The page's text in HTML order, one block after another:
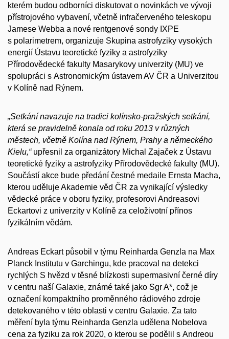
kterém budou odborníci diskutovat o novinkách ve vývoji
přístrojového vybavení, včetně infračerveného teleskopu
Jamese Webba a nové rentgenové sondy IXPE
s polarimetrem, organizuje Skupina astrofyziky vysokých
energií Ústavu teoretické fyziky a astrofyziky
Přírodovědecké fakulty Masarykovy univerzity (MU) ve
spolupráci s Astronomickým ústavem AV ČR a Univerzitou
v Kolíně nad Rýnem.
„Setkání navazuje na tradici kolínsko-pražských setkání,
která se pravidelně konala od roku 2013 v různých
městech, včetně Kolína nad Rýnem, Prahy a německého
Kielu,“upřesnil za organizátory Michal Zajaček z Ústavu
teoretické fyziky a astrofyziky Přírodovědecké fakulty (MU).
Součástí akce bude předání čestné medaile Ernsta Macha,
kterou uděluje Akademie věd ČR za vynikající výsledky
vědecké práce v oboru fyziky, profesorovi Andreasovi
Eckartovi z univerzity v Kolíně za celoživotní přínos
fyzikálním vědám.
Andreas Eckart působil v týmu Reinharda Genzla na Max
Planck Institutu v Garchingu, kde pracoval na detekci
rychlých S hvězd v těsné blízkosti supermasivní černé díry
v centru naší Galaxie, známé také jako Sgr A*, což je
označení kompaktního proměnného rádiového zdroje
detekovaného v této oblasti v centru Galaxie. Za tato
měření byla týmu Reinharda Genzla udělena Nobelova
cena za fyziku za rok 2020, o kterou se podělil s Andreou